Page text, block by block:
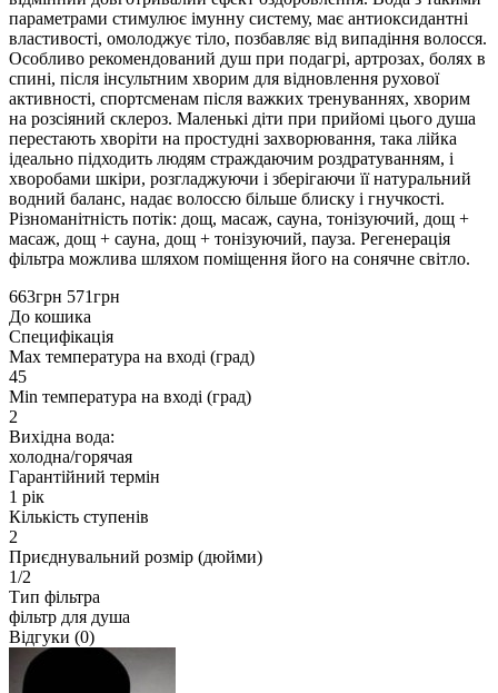
параметрами стимулює імунну систему, має антиоксидантні
властивості, омолоджує тіло, позбавляє від випадіння волосся.
Особливо рекомендований душ при подагрі, артрозах, болях в
спині, після інсультним хворим для відновлення рухової
активності, спортсменам після важких тренуваннях, хворим
на розсіяний склероз. Маленькі діти при прийомі цього душа
перестають хворіти на простудні захворювання, така лійка
ідеально підходить людям страждаючим роздратуванням, і
хворобами шкіри, розгладжуючи і зберігаючи її натуральний
водний баланс, надає волоссю більше блиску і гнучкості.
Різноманітність потік: дощ, масаж, сауна, тонізуючий, дощ +
масаж, дощ + сауна, дощ + тонізуючий, пауза. Регенерація
фільтра можлива шляхом поміщення його на сонячне світло.
663грн 571грн
До кошика
Специфікація
Max температура на вході (град)
45
Min температура на вході (град)
2
Вихідна вода:
холодна/горячая
Гарантійний термін
1 рік
Кількість ступенів
2
Приєднувальний розмір (дюйми)
1/2
Тип фільтра
фільтр для душа
Відгуки (0)